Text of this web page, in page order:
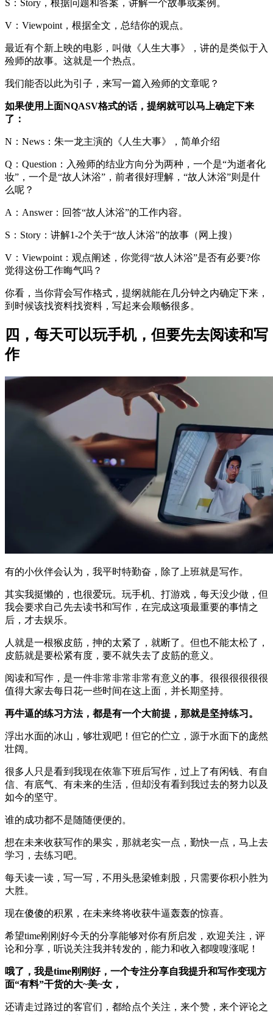
S：Story，根据问题和答案，讲解一个故事或案例。
V：Viewpoint，根据全文，总结你的观点。
最近有个新上映的电影，叫做《人生大事》，讲的是类似于入
殓师的故事。这就是一个热点。
我们能否以此为引子，来写一篇入殓师的文章呢？
如果使用上面NQASV格式的话，提纲就可以马上确定下来
了：
N：News：朱一龙主演的《人生大事》，简单介绍
Q：Question：入殓师的结业方向分为两种，一个是“为逝者化
妆”，一个是“故人沐浴”，前者很好理解，“故人沐浴”则是什
么呢？
A：Answer：回答“故人沐浴”的工作内容。
S：Story：讲解1-2个关于“故人沐浴”的故事（网上搜）
V：Viewpoint：观点阐述，你觉得“故人沐浴”是否有必要?你
觉得这份工作晦气吗？
你看，当你背会写作格式，提纲就能在几分钟之内确定下来，
到时候该找资料找资料，写起来会顺畅很多。
四，每天可以玩手机，但要先去阅读和写
作
有的小伙伴会认为，我平时特勤奋，除了上班就是写作。
其实我挺懒的，也很爱玩。玩手机、打游戏，每天没少做，但
我会要求自己先去读书和写作，在完成这项最重要的事情之
后，才去娱乐。
人就是一根猴皮筋，抻的太紧了，就断了。但也不能太松了，
皮筋就是要松紧有度，要不就失去了皮筋的意义。
阅读和写作，是一件非常非常非常有意义的事。很很很很很很
值得大家去每日花一些时间在这上面，并长期坚持。
再牛逼的练习方法，都是有一个大前提，那就是坚持练习。
浮出水面的冰山，够壮观吧！但它的伫立，源于水面下的庞然
壮阔。
很多人只是看到我现在依靠下班后写作，过上了有闲钱、有自
信、有底气、有未来的生活，但却没有看到我过去的努力以及
如今的坚守。
谁的成功都不是随随便便的。
想在未来收获写作的果实，那就老实一点，勤快一点，马上去
学习，去练习吧。
每天读一读，写一写，不用头悬梁锥刺股，只需要你积小胜为
大胜。
现在傻傻的积累，在未来终将收获牛逼轰轰的惊喜。
希望time刚刚好今天的分享能够对你有所启发，欢迎关注，评
论和分享，听说关注我并转发的，能力和收入都嗖嗖涨呢！
哦了，我是time刚刚好，一个专注分享自我提升和写作变现方
面“有料”干货的大~美~女，
还请走过路过的客官们，都给点个关注，来个赞，来个评论之